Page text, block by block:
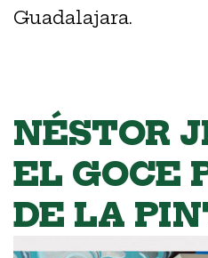
Guadalajara.
NÉSTOR
EL GOCE
DE LA